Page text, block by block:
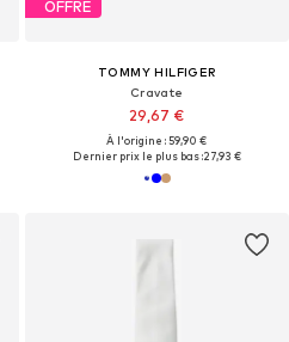
OFFRE
TOMMY HILFIGER
Cravate
29,67 €
À l'origine : 59,90 €
Dernier prix le plus bas :27,93 €